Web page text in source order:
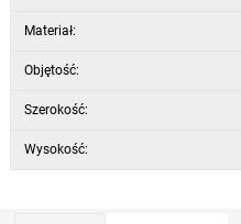
Materiał:
Objętość:
Szerokość:
Wysokość: